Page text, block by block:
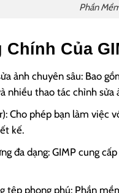
Phần
Chính Của
ảnh chuyên sâu: Bao
nhiều thao tác chỉnh sửa
Cho phép bạn làm việc
kế.
đa dạng: GIMP cung
tệp phong phú: Phần